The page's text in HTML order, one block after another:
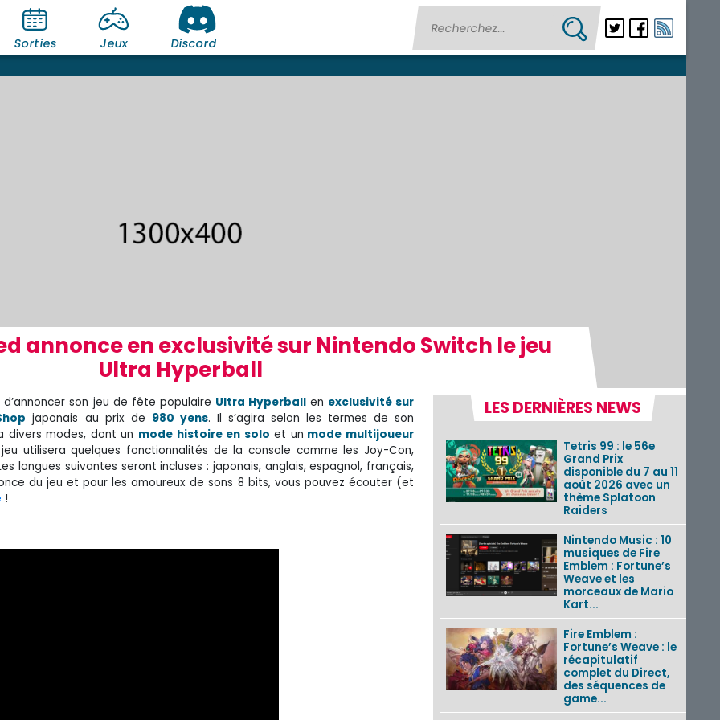
Sorties Jeux Discord
annonce en exclusivité sur Nintendo Switch le jeu
Ultra Hyperball
son jeu de fête populaire Ultra Hyperballen exclusivité sur
japonais au prix de 980 yens. Il s’agira selon les termes de son
divers modes, dont un mode histoire en solo et un mode multijoueur
utilisera quelques fonctionnalités de la console comme les Joy-Con,
langues suivantes seront incluses : japonais, anglais, espagnol, français,
du jeu et pour les amoureux de sons 8 bits, vous pouvez écouter (et
!
LES DERNIÈRES NEWS
Tetris 99 : le 56e
Grand Prix
disponible du 7 au 11
août 2026 avec un
thème Splatoon
Raiders
Nintendo Music : 10
musiques de Fire
Emblem : Fortune’s
Weave et les
morceaux de Mario
Kart...
Fire Emblem :
Fortune’s Weave : le
récapitulatif
complet du Direct,
des séquences de
game...